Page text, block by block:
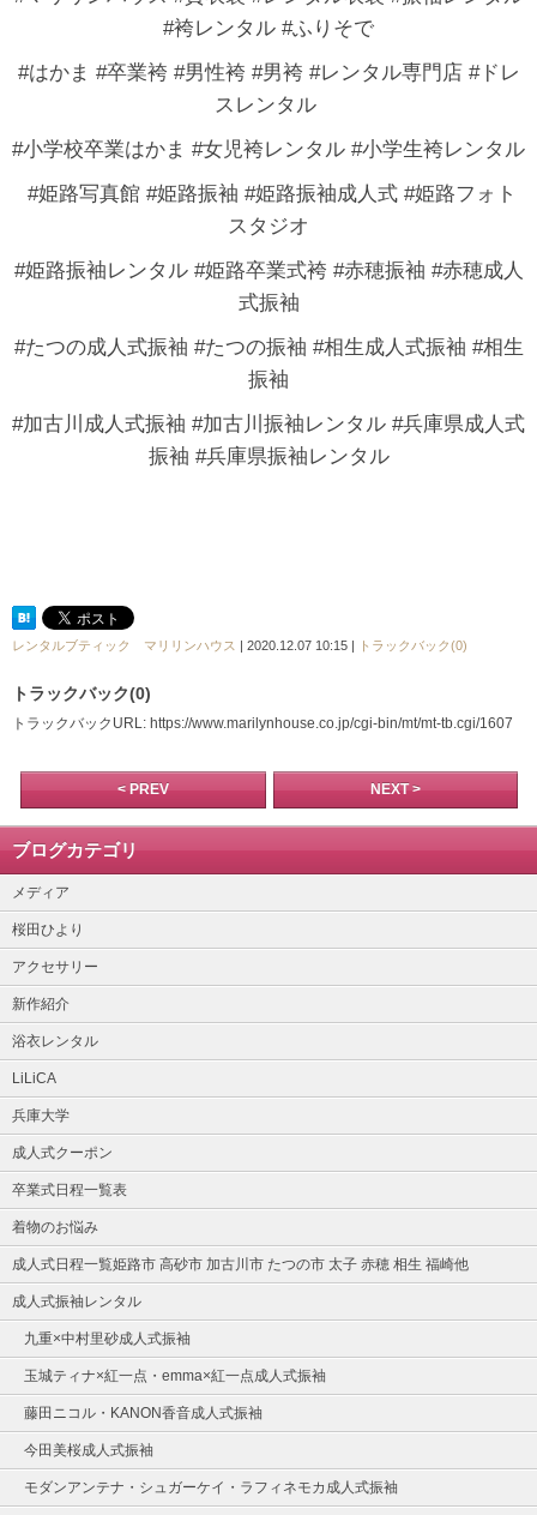
#袴レンタル #ふりそで
#はかま #卒業袴 #男性袴 #男袴 #レンタル専門店 #ドレ
スレンタル
#小学校卒業はかま #女児袴レンタル #小学生袴レンタル
#姫路写真館 #姫路振袖 #姫路振袖成人式 #姫路フォト
スタジオ
#姫路振袖レンタル #姫路卒業式袴 #赤穂振袖 #赤穂成人
式振袖
#たつの成人式振袖 #たつの振袖 #相生成人式振袖 #相生
振袖
#加古川成人式振袖 #加古川振袖レンタル #兵庫県成人式
振袖 #兵庫県振袖レンタル
レンタルブティック マリリンハウス | 2020.12.07 10:15 | トラックバック(0)
トラックバック(0)
トラックバックURL: https://www.marilynhouse.co.jp/cgi-bin/mt/mt-tb.cgi/1607
< PREV NEXT >
ブログカテゴリ
メディア
桜田ひより
アクセサリー
新作紹介
浴衣レンタル
LiLiCA
兵庫大学
成人式クーポン
卒業式日程一覧表
着物のお悩み
成人式日程一覧姫路市 高砂市 加古川市 たつの市 太子 赤穂 相生 福崎他
成人式振袖レンタル
九重×中村里砂成人式振袖
玉城ティナ×紅一点・emma×紅一点成人式振袖
藤田ニコル・KANON香音成人式振袖
今田美桜成人式振袖
モダンアンテナ・シュガーケイ・ラフィネモカ成人式振袖